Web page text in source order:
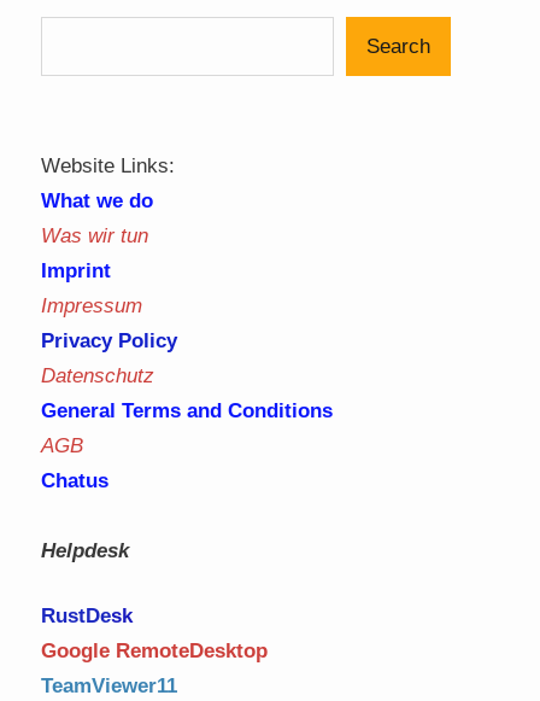
Search
Website Links:
What we do
Was wir tun
Imprint
Impressum
Privacy Policy
Datenschutz
General Terms and Conditions
AGB
Chatus
Helpdesk
RustDesk
Google RemoteDesktop
TeamViewer11